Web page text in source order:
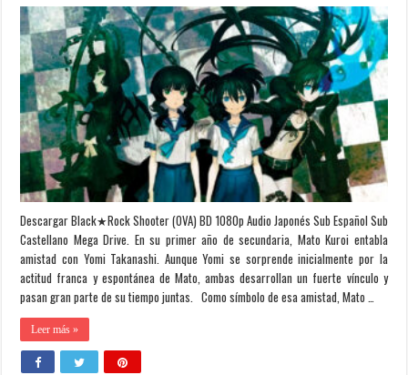
Descargar Black★Rock Shooter (OVA) BD 1080p Audio Japonés Sub Español Sub
Castellano Mega Drive. En su primer año de secundaria, Mato Kuroi entabla
amistad con Yomi Takanashi. Aunque Yomi se sorprende inicialmente por la
actitud franca y espontánea de Mato, ambas desarrollan un fuerte vínculo y
pasan gran parte de su tiempo juntas. Como símbolo de esa amistad, Mato …
Leer más »